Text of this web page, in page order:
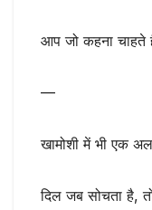
आप जो कहना चाहते
—
खामोशी में भी एक
दिल जब सोचता है,